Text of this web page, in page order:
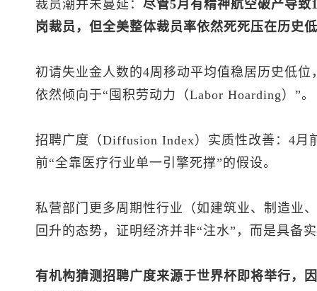
裁员潮并未蔓延： 尽管5月有精神航空破产导
岗裁员，但全美整体裁员率依然死死压在历史
初请失业金人数的4周移动平均值稳居历史低
依然倾向于“囤积劳动力（Labor Hoarding）”。
招聘广度（Diffusion Index）实质性改善：4月
前“全靠医疗行业单一引擎死撑”的假设。
私营部门更多周期性行业（如建筑业、制造业
回升的态势，证明经济并非“注水”，而是具备
有机构猜测招聘广度来源于世界杯即将举行，